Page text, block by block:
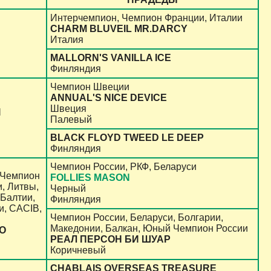
Интерчемпион, Чемпион Франции, Италии
CHARM BLUVEIL MR.DARCY
Италия
MALLORN'S VANILLA ICE
Финляндия
Чемпион Швеции
ANNUAL'S NICE DEVICE
Швеция
Палевый
BLACK FLOYD TWEED LE DEEP
Финляндия
Литвы,
CACIB,
Чемпион России, РКФ, Беларуси
FOLLIES MASON
Черный
Финляндия
Чемпион России, Беларуси, Болгарии,
Македонии, Балкан, Юный Чемпион России
РЕАЛ ПЕРСОН БИ ШУАР
Коричневый
CHABLAIS OVERSEAS TREASURE